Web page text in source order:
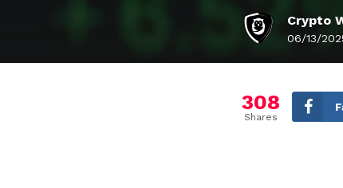
Crypto
06/13/
308
Shares